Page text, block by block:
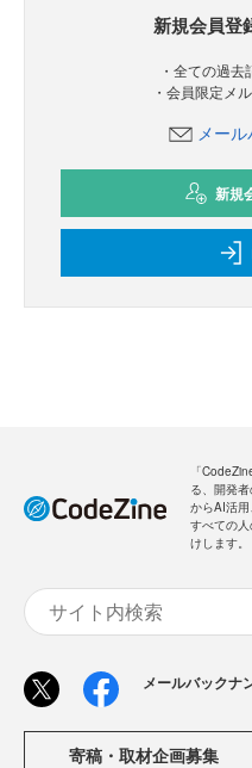
新規会員登
・全ての過
・会員限定メ
メー
新規
「
る、開発
からAI活
すべての
けします。
メールバックナ
寄稿・取材企画募集